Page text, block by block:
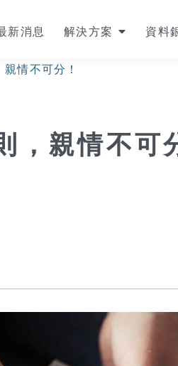
新消息 解決方案 資料
情不可分！
，親情不可